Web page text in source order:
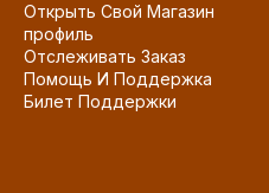
Открыть Свой Магазин
профиль
Отслеживать Заказ
Помощь И Поддержка
Билет Поддержки